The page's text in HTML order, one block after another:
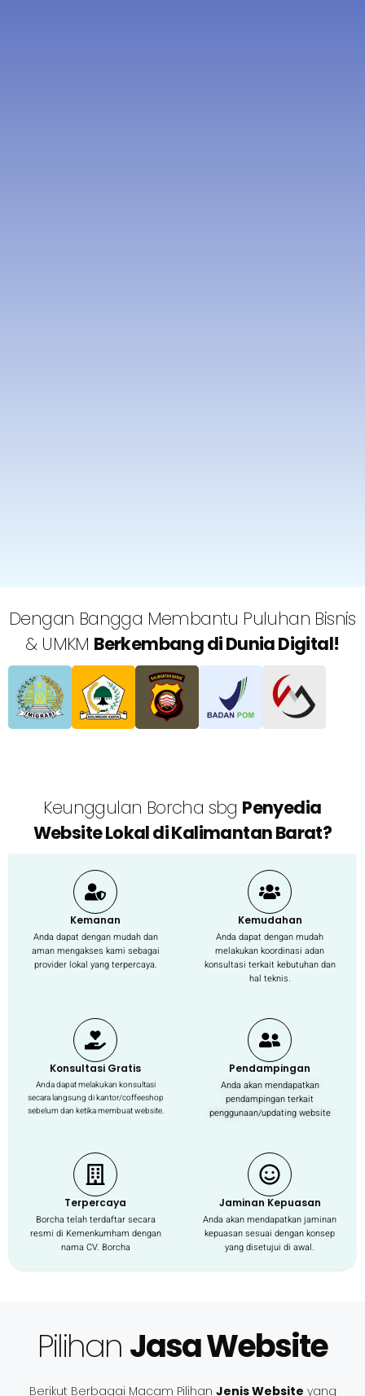
Dengan Bangga Membantu Puluhan Bisnis
& UMKM Berkembang di Dunia Digital!
Keunggulan Borcha sbg Penyedia
Website Lokal di Kalimantan Barat?
Kemanan
Anda dapat dengan mudah dan
aman mengakses kami sebagai
provider lokal yang terpercaya.
Kemudahan
Anda dapat dengan mudah
melakukan koordinasi adan
konsultasi terkait kebutuhan dan
hal teknis.
Konsultasi Gratis
Anda dapat melakukan konsultasi
secara langsung di kantor/coffeeshop
sebelum dan ketika membuat website.
Pendampingan
Anda akan mendapatkan
pendampingan terkait
penggunaan/updating website
Terpercaya
Borcha telah terdaftar secara
resmi di Kemenkumham dengan
nama CV. Borcha
Jaminan Kepuasan
Anda akan mendapatkan jaminan
kepuasan sesuai dengan konsep
yang disetujui di awal.
Pilihan Jasa Website
Berikut Berbagai Macam Pilihan Jenis Website yang